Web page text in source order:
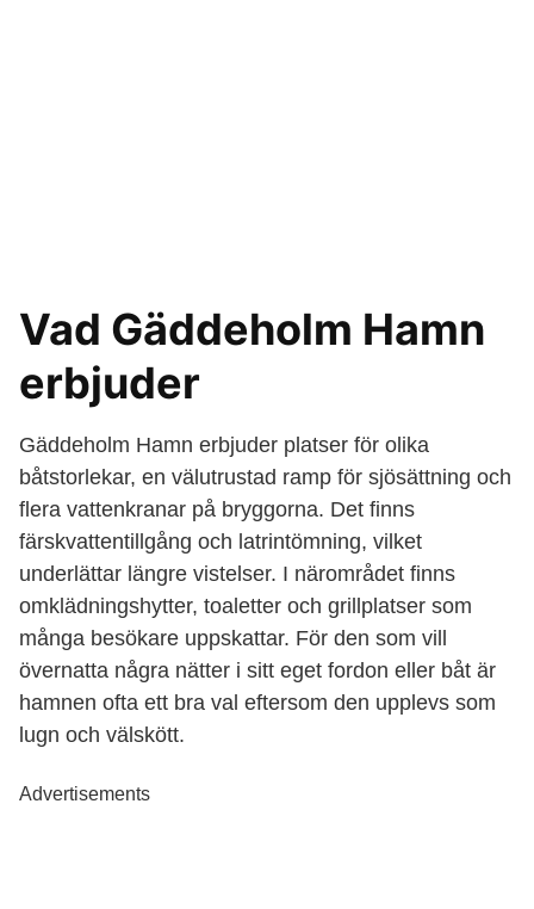
Vad Gäddeholm Hamn
erbjuder
Gäddeholm Hamn erbjuder platser för olika
båtstorlekar, en välutrustad ramp för sjösättning och
flera vattenkranar på bryggorna. Det finns
färskvattentillgång och latrintömning, vilket
underlättar längre vistelser. I närområdet finns
omklädningshytter, toaletter och grillplatser som
många besökare uppskattar. För den som vill
övernatta några nätter i sitt eget fordon eller båt är
hamnen ofta ett bra val eftersom den upplevs som
lugn och välskött.
Advertisements